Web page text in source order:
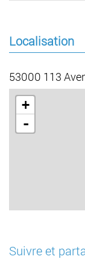
Localisation
53000 113
+
-
Suivre et